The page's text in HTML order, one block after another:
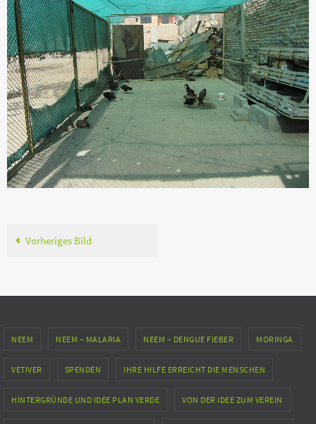
Vorheriges Bild
NEEM NEEM – MALARIA NEEM – DENGUE FIEBER MORINGA
VETIVER SPENDEN IHRE HILFE ERREICHT DIE MENSCHEN
HINTERGRÜNDE UND IDEE PLAN VERDE VON DER IDEE ZUM VEREIN